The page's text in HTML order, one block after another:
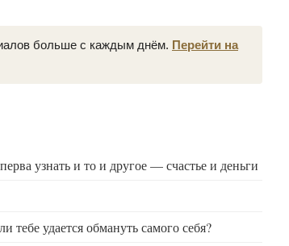
больше с каждым днём. Перейти на
узнать и то и другое — счастье и деньги
удается обмануть самого себя?